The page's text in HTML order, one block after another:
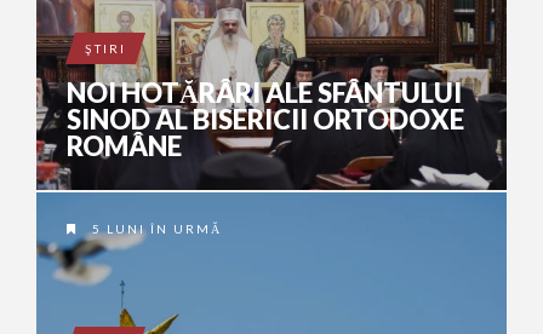
ŞTIRI
NOI HOTĂRÂRI ALE SFÂNTULUI
SINOD AL BISERICII ORTODOXE
ROMÂNE
5 LUNI ÎN URMĂ